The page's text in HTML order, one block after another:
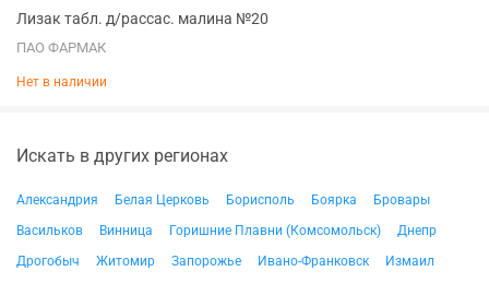
Лизак табл. д/рассас. малина №20
ПАО ФАРМАК
Нет в наличии
Искать в других регионах
Александрия Белая Церковь Борисполь Боярка
Бровары
Васильков
Винница Горишние Плавни (Комсомольск)
Днепр
Дрогобыч
Житомир Запорожье Ивано-Франковск
Измаил